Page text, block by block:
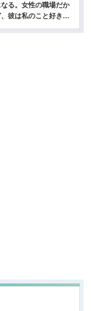
る。女性の職場だか
彼は私のこと好き？-